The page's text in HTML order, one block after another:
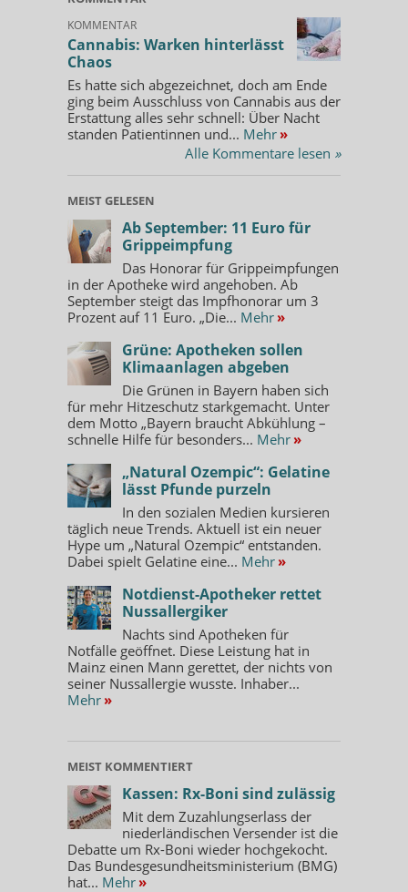
KOMMENTAR
Cannabis: Warken hinterlässt
Chaos
Es hatte sich abgezeichnet, doch am Ende
ging beim Ausschluss von Cannabis aus der
Erstattung alles sehr schnell: Über Nacht
standen Patientinnen und... Mehr »
Alle Kommentare lesen »
MEIST GELESEN
Ab September: 11 Euro für
Grippeimpfung
Das Honorar für Grippeimpfungen
in der Apotheke wird angehoben. Ab
September steigt das Impfhonorar um 3
Prozent auf 11 Euro. „Die... Mehr »
Grüne: Apotheken sollen
Klimaanlagen abgeben
Die Grünen in Bayern haben sich
für mehr Hitzeschutz starkgemacht. Unter
dem Motto „Bayern braucht Abkühlung –
schnelle Hilfe für besonders... Mehr »
„Natural Ozempic“: Gelatine
lässt Pfunde purzeln
In den sozialen Medien kursieren
täglich neue Trends. Aktuell ist ein neuer
Hype um „Natural Ozempic“ entstanden.
Dabei spielt Gelatine eine... Mehr »
Notdienst-Apotheker rettet
Nussallergiker
Nachts sind Apotheken für
Notfälle geöffnet. Diese Leistung hat in
Mainz einen Mann gerettet, der nichts von
seiner Nussallergie wusste. Inhaber...
Mehr »
MEIST KOMMENTIERT
Kassen: Rx-Boni sind zulässig
Mit dem Zuzahlungserlass der
niederländischen Versender ist die
Debatte um Rx-Boni wieder hochgekocht.
Das Bundesgesundheitsministerium (BMG)
hat... Mehr »